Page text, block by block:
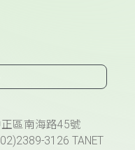
區南海路45號
3126 TANET